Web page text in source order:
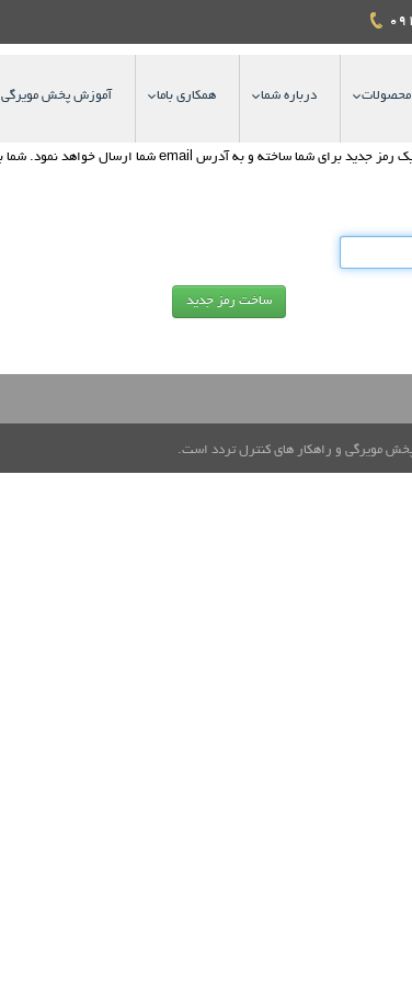
محصولات درباره شما همکاری باما آموزش پخش مویرگی